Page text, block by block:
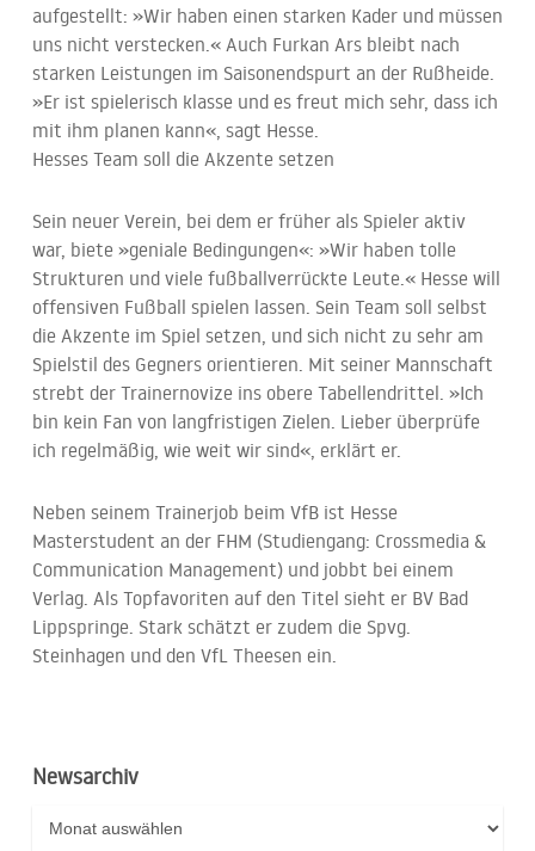
aufgestellt: »Wir haben einen starken Kader und müssen
uns nicht verstecken.« Auch Furkan Ars bleibt nach
starken Leistungen im Saisonendspurt an der Rußheide.
»Er ist spielerisch klasse und es freut mich sehr, dass ich
mit ihm planen kann«, sagt Hesse.
Hesses Team soll die Akzente setzen
Sein neuer Verein, bei dem er früher als Spieler aktiv
war, biete »geniale Bedingungen«: »Wir haben tolle
Strukturen und viele fußballverrückte Leute.« Hesse will
offensiven Fußball spielen lassen. Sein Team soll selbst
die Akzente im Spiel setzen, und sich nicht zu sehr am
Spielstil des Gegners orientieren. Mit seiner Mannschaft
strebt der Trainernovize ins obere Tabellendrittel. »Ich
bin kein Fan von langfristigen Zielen. Lieber überprüfe
ich regelmäßig, wie weit wir sind«, erklärt er.
Neben seinem Trainerjob beim VfB ist Hesse
Masterstudent an der FHM (Studiengang: Crossmedia &
Communication Management) und jobbt bei einem
Verlag. Als Topfavoriten auf den Titel sieht er BV Bad
Lippspringe. Stark schätzt er zudem die Spvg.
Steinhagen und den VfL Theesen ein.
Newsarchiv
Newsarchiv